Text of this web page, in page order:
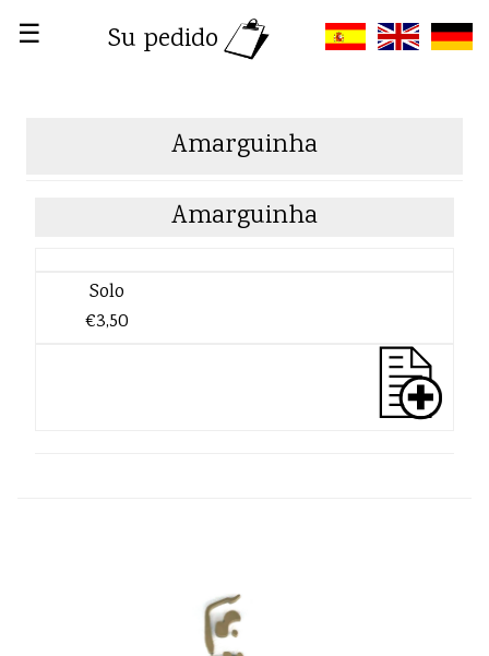
☰ Su pedido
Amarguinha
Amarguinha
Solo
€3,50